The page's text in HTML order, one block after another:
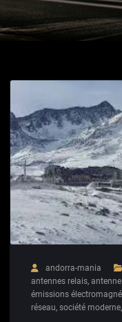
andorra-mania
antennes relais,
émissions
réseau, société moderne,